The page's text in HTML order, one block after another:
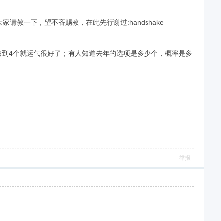
请教一下，望不吝赐教，在此先行谢过:handshake
个就运气很好了；有人知道去年的选项是多少个，概率是多
举报